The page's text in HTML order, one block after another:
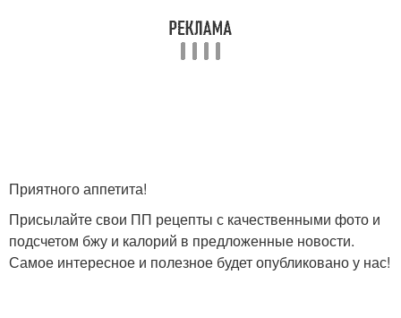
Приятного аппетита!
Присылайте свои ПП рецепты с качественными фото и
подсчетом бжу и калорий в предложенные новости.
Самое интересное и полезное будет опубликовано у нас!